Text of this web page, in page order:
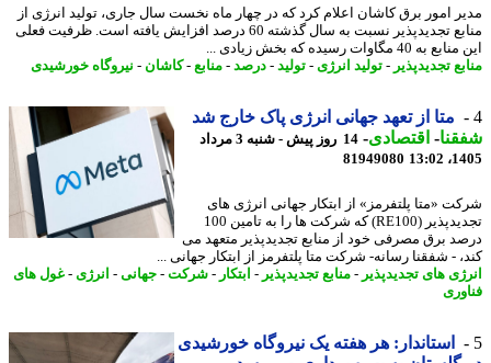
امور برق کاشان اعلام کرد که در چهار ماه نخست سال جاری، تولید انرژی از
منابع تجدیدپذیر نسبت به سال گذشته 60 درصد افزایش یافته است. ظرفیت فعلی
40 مگاوات رسیده که بخش زیادی ...
تجدیدپذیر-تولید انرژی-تولید-درصد-منابع-کاشان-نیروگاه خورشیدی
متا از تعهد جهانی انرژی پاک خارج شد
-اقتصادی-
14 روز پیش - شنبه 3 مرداد
81949080
«متا پلتفرمز» از ابتکار جهانی انرژی های
تجدیدپذیر (RE100) که شرکت ها را به تامین 100
برق مصرفی خود از منابع تجدیدپذیر متعهد می
- شفقنا رسانه- شرکت متا پلتفرمز از ابتکار جهانی ...
های تجدیدپذیر-منابع تجدیدپذیر-ابتکار -شرکت-جهانی-انرژی-غول های
استاندار: هر هفته یک نیروگاه خورشیدی